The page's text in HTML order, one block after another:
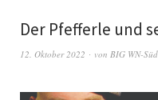
Der Pfefferle und
12. Oktober 2022 von BIG WN-Süd